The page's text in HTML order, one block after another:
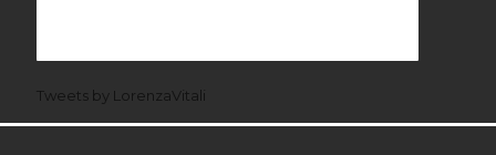
Tweets by LorenzaVitali